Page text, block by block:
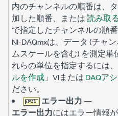
内のチャンネルの順番は、
加した順番、または読み取
で指定したチャンネルの順
NI-DAQmxは、データ (チャ
ムスケールを含む) を測定単
れらの単位を指定するには
ルを作成 」VIまたは DAQア
ださい。
エラー出力 —
エラー出力にはエラー情報が